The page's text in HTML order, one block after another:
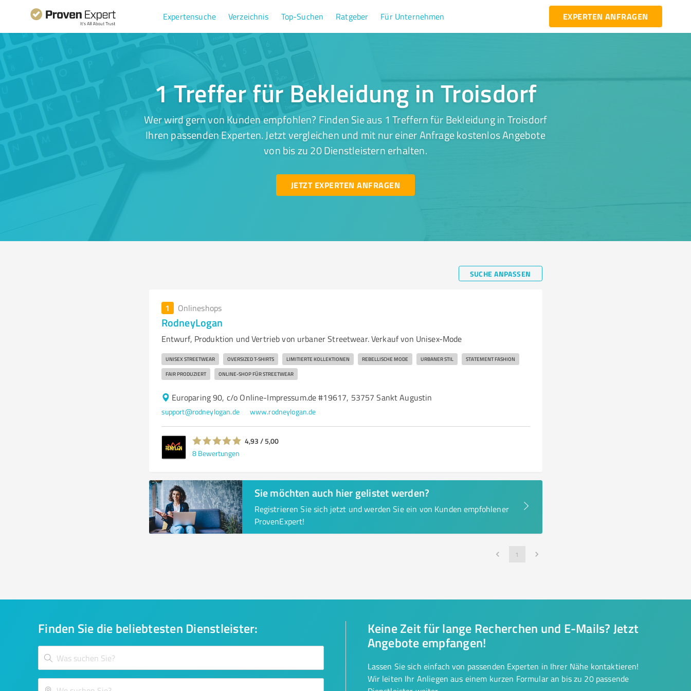
Expertensuche Verzeichnis Top-Suchen Ratgeber Für Unternehmen EXPERTEN ANFRAGEN
1 Treffer für Bekleidung in Troisdorf
Wer wird gern von Kunden empfohlen? Finden Sie aus 1 Treffern für Bekleidung in Troisdorf
Ihren passenden Experten. Jetzt vergleichen und mit nur einer Anfrage kostenlos Angebote
von bis zu 20 Dienstleistern erhalten.
JETZT EXPERTEN ANFRAGEN
SUCHE ANPASSEN
1 Onlineshops
RodneyLogan
Entwurf, Produktion und Vertrieb von urbaner Streetwear. Verkauf von Unisex-Mode
UNISEX STREETWEAR OVERSIZED T-SHIRTS LIMITIERTE KOLLEKTIONEN REBELLISCHE MODE URBANER STIL STATEMENT FASHION
FAIR PRODUZIERT ONLINE-SHOP FÜR STREETWEAR
Europaring 90, c/o Online-Impressum.de #19617, 53757 Sankt Augustin
support@rodneylogan.de www.rodneylogan.de
4,93 / 5,00
8 Bewertungen
Sie möchten auch hier gelistet werden?
Registrieren Sie sich jetzt und werden Sie ein von Kunden empfohlener
ProvenExpert!
1
Finden Sie die beliebtesten Dienstleister:
Keine Zeit für lange Recherchen und E-Mails? Jetzt
Angebote empfangen!
Lassen Sie sich einfach von passenden Experten in Ihrer Nähe kontaktieren!
Wir leiten Ihr Anliegen aus einem kurzen Formular an bis zu 20 passende